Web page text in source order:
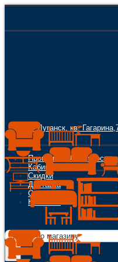
г. Луганск, кв.
Программа Лояльности
Кабинет
Скидки
Доставка
Оплата
Контакты